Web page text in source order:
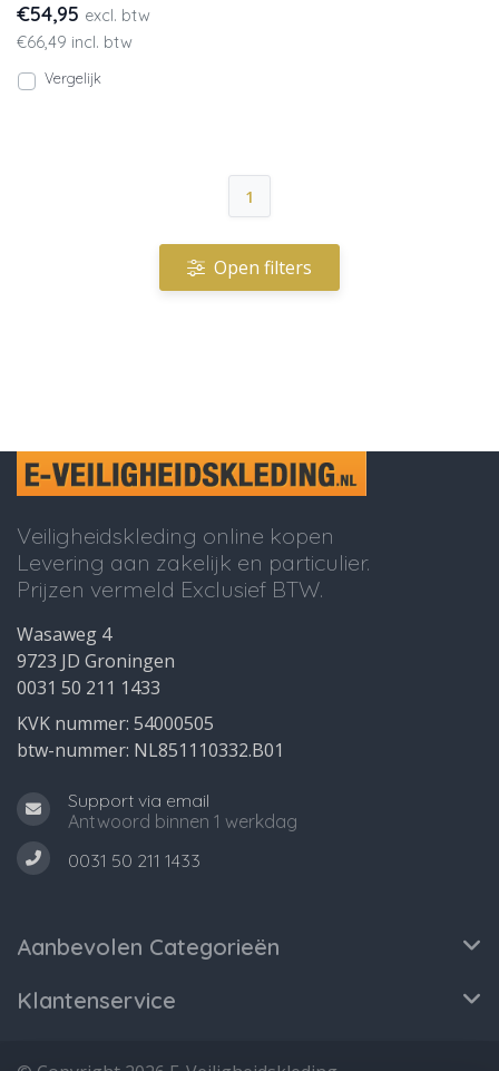
6 kleuren leverbaar.
€54,95 excl. btw
€66,49 incl. btw
Vergelijk
1
Open filters
Veiligheidskleding online kopen
Levering aan zakelijk en particulier.
Prijzen vermeld Exclusief BTW.
Wasaweg 4
9723 JD Groningen
0031 50 211 1433
KVK nummer: 54000505
btw-nummer: NL851110332.B01
Support via email
Antwoord binnen 1 werkdag
0031 50 211 1433
Aanbevolen Categorieën
Klantenservice